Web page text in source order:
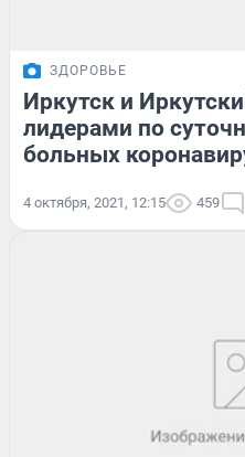
ЗДОРОВЬЕ
Иркутск и
лидерами по
больных
4 октября, 2021, 12:15 459